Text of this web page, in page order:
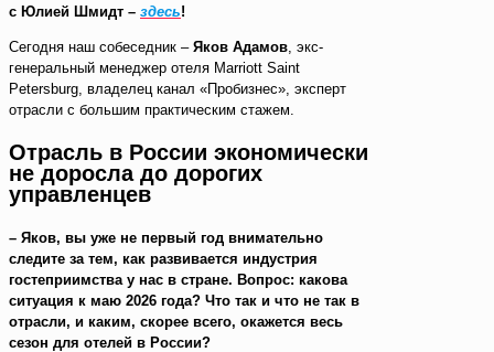
с Юлией Шмидт – здесь!
Сегодня наш собеседник – Яков Адамов , экс-
генеральный менеджер отеля Marriott Saint
Petersburg, владелец канал «Пробизнес», эксперт
отрасли с большим практическим стажем.
Отрасль в России экономически
не доросла до дорогих
управленцев
– Яков, вы уже не первый год внимательно
следите за тем, как развивается индустрия
гостеприимства у нас в стране. Вопрос: какова
ситуация к маю 2026 года? Что так и что не так в
отрасли, и каким, скорее всего, окажется весь
сезон для отелей в России?